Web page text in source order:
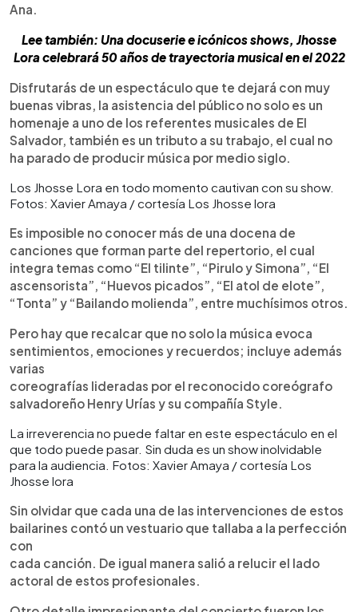
Ana.
Lee también: Una docuserie e icónicos shows, Jhosse
Lora celebrará 50 años de trayectoria musical en el 2022
Disfrutarás de un espectáculo que te dejará con muy
buenas vibras, la asistencia del público no solo es un
homenaje a uno de los referentes musicales de El
Salvador, también es un tributo a su trabajo, el cual no
ha parado de producir música por medio siglo.
Los Jhosse Lora en todo momento cautivan con su show.
Fotos: Xavier Amaya / cortesía Los Jhosse lora
Es imposible no conocer más de una docena de
canciones que forman parte del repertorio, el cual
integra temas como “El tilinte”, “Pirulo y Simona”, “El
ascensorista”, “Huevos picados”, “El atol de elote”,
“Tonta” y “Bailando molienda”, entre muchísimos otros.
Pero hay que recalcar que no solo la música evoca
sentimientos, emociones y recuerdos; incluye además
varias
coreografías lideradas por el reconocido coreógrafo
salvadoreño Henry Urías y su compañía Style.
La irreverencia no puede faltar en este espectáculo en el
que todo puede pasar. Sin duda es un show inolvidable
para la audiencia. Fotos: Xavier Amaya / cortesía Los
Jhosse lora
Sin olvidar que cada una de las intervenciones de estos
bailarines contó un vestuario que tallaba a la perfección
con
cada canción. De igual manera salió a relucir el lado
actoral de estos profesionales.